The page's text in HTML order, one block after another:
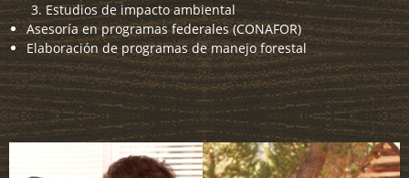
Estudios de impacto ambiental
Asesoría en programas federales (CONAFOR)
Elaboración de programas de manejo forestal